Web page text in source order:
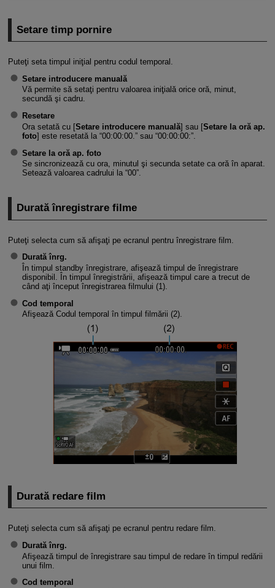
Setare timp pornire
Puteţi seta timpul iniţial pentru codul temporal.
Setare introducere manuală
Vă permite să setaţi pentru valoarea iniţială orice oră, minut,
secundă şi cadru.
Resetare
Ora setată cu [Setare introducere manuală] sau [Setare la oră ap.
foto] este resetată la “00:00:00.” sau “00:00:00:”.
Setare la oră ap. foto
Se sincronizează cu ora, minutul şi secunda setate ca oră în aparat.
Setează valoarea cadrului la “00”.
Durată înregistrare filme
Puteţi selecta cum să afişaţi pe ecranul pentru înregistrare film.
Durată înrg.
În timpul standby înregistrare, afişează timpul de înregistrare
disponibil. În timpul înregistrării, afişează timpul care a trecut de
când aţi început înregistrarea filmului (1).
Cod temporal
Afişează Codul temporal în timpul filmării (2).
Durată redare film
Puteţi selecta cum să afişaţi pe ecranul pentru redare film.
Durată înrg.
Afişează timpul de înregistrare sau timpul de redare în timpul redării
unui film.
Cod temporal